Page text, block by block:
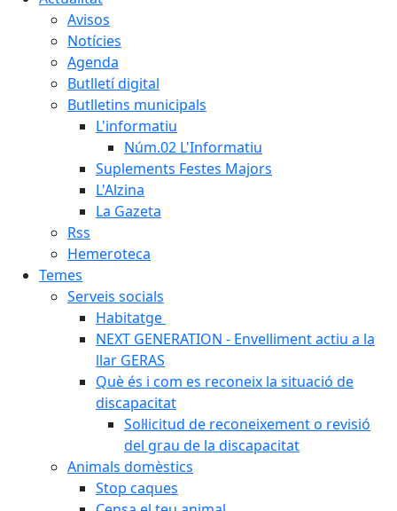
Avisos
Notícies
Agenda
Butlletí digital
Butlletins municipals
L'informatiu
Núm.02 L'Informatiu
Suplements Festes Majors
L'Alzina
La Gazeta
Rss
Hemeroteca
Temes
Serveis socials
Habitatge
NEXT GENERATION - Envelliment actiu a la
llar GERAS
Què és i com es reconeix la situació de
discapacitat
Sol·licitud de reconeixement o revisió
del grau de la discapacitat
Animals domèstics
Stop caques